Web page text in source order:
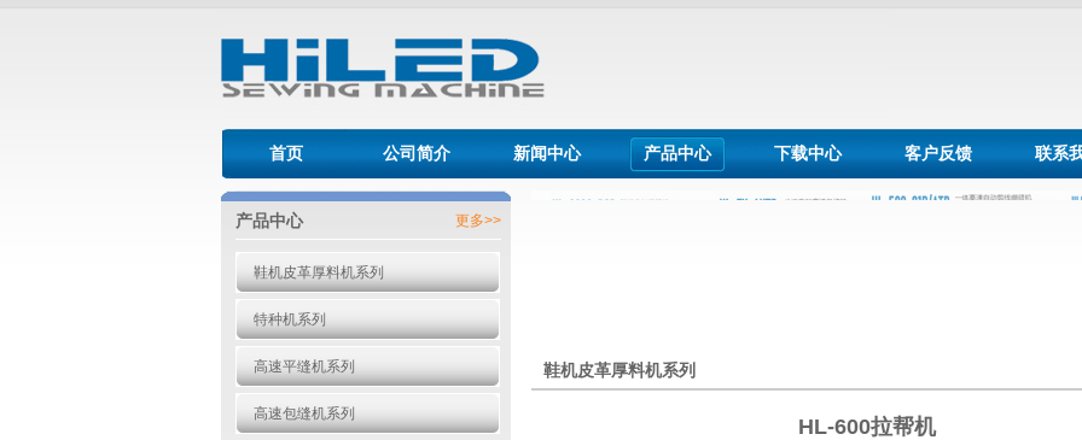
首页 公司简介 新闻中心 产品中心 下载中心 客户反馈 联系
更多>>
产品中心
鞋机皮革厚料机系列
特种机系列
高速平缝机系列
高速包缝机系列
鞋机皮革厚料机系列
HL-600拉帮机